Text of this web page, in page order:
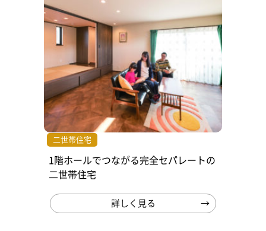
二世帯住宅
1階ホールでつながる完全セパレートの
二世帯住宅
詳しく見る